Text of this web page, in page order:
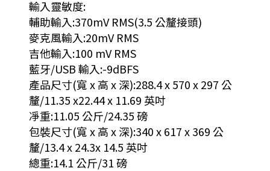
輸入靈敏度:
輔助輸入:370mV RMS(3.5 公釐接頭)
麥克風輸入:20mV RMS
吉他輸入:100 mV RMS
藍牙/USB 輸入:-9dBFS
產品尺寸(寬 x 高 x 深):288.4 x 570 x 297 公
釐/11.35 x22.44 x 11.69 英吋
凈重:11.05 公斤/24.35 磅
包裝尺寸(寬 x 高 x 深):340 x 617 x 369 公
釐/13.4 x 24.3x 14.5 英吋
總重:14.1 公斤/31 磅